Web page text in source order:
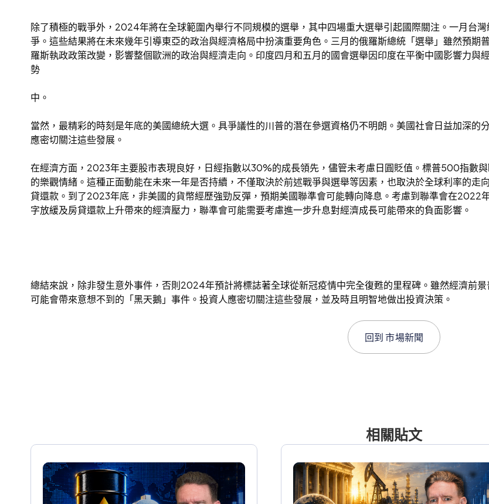
除了積極的戰爭外，2024年將在全球範圍內舉行不同規模的選舉，其中四場重大選舉引起國際關注。一月台
爭。這些結果將在未來幾年引導東亞的政治與經濟格局中扮演重要角色。三月的俄羅斯總統「選舉」雖然預
羅斯執政政策改變，影響整個歐洲的政治與經濟走向。印度四月和五月的國會選舉因印度在平衡中國影響力
勢
中。
當然，最精彩的時刻是年底的美國總統大選。具爭議性的川普的潛在參選資格仍不明朗。美國社會日益加深的
應密切關注這些發展。
在經濟方面，2023年主要股市表現良好，日經指數以30%的成長領先，儘管未考慮日圓貶值。標普500指數
的樂觀情緒。這種正面動能在未來一年是否持續，不僅取決於前述戰爭與選舉等因素，也取決於全球利率的
貸還款。到了2023年底，非美國的貨幣經歷強勁反彈，預期美國聯準會可能轉向降息。考慮到聯準會在2022
字放緩及房貸還款上升帶來的經濟壓力，聯準會可能需要考慮進一步升息對經濟成長可能帶來的負面影響。
總結來說，除非發生意外事件，否則2024年預計將標誌著全球從新冠疫情中完全復甦的里程碑。雖然經濟前
可能會帶來意想不到的「黑天鵝」事件。投資人應密切關注這些發展，並及時且明智地做出投資決策。
回到市場新聞
相關貼文